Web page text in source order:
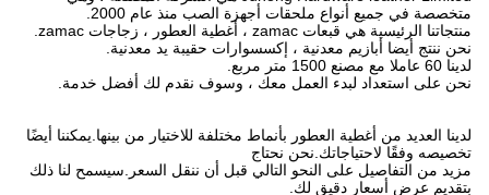
متخصصة في جميع أنواع ملحقات أجهزة الصب منذ عام 2000.
منتجاتنا الرئيسية هي قبعات zamac ، أغطية العطور ، زجاجات zamac.
نحن ننتج أيضا أبازيم معدنية ، إكسسوارات حقيبة يد معدنية.
لدينا 60 عاملا مع مصنع 1500 متر مربع.
نحن على استعداد لبدء العمل معك ، وسوف نقدم لك أفضل خدمة.
لدينا العديد من أغطية العطور بأنماط مختلفة للاختيار من بينها.يمكننا أيضًا
تخصيصه وفقًا لاحتياجاتك.نحن نحتاج
مزيد من التفاصيل على النحو التالي قبل أن ننقل السعر.سيسمح لنا ذلك
بتقديم عرض أسعار دقيق لك.